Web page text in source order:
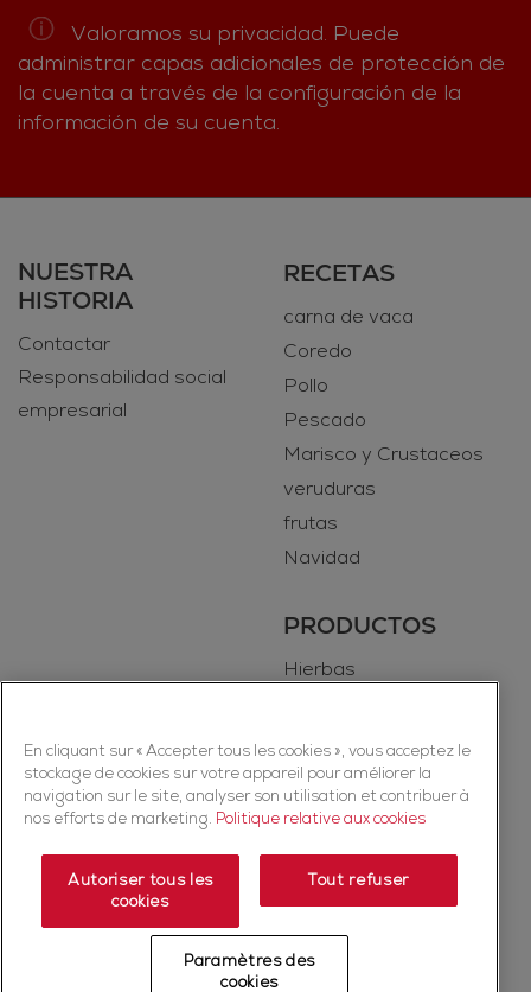
Valoramos su privacidad. Puede
administrar capas adicionales de protección de
la cuenta a través de la configuración de la
información de su cuenta.
NUESTRA
HISTORIA
Contactar
Responsabilidad social
empresarial
RECETAS
carna de vaca
Coredo
Pollo
Pescado
Marisco y Crustaceos
veruduras
frutas
Navidad
PRODUCTOS
Hierbas
Copyright © 2026 Ducros (McCormick & Company, Inc). Todos los
derechos reservados.
Política de cookies
En cliquant sur « Accepter tous les cookies », vous acceptez le
stockage de cookies sur votre appareil pour améliorer la
navigation sur le site, analyser son utilisation et contribuer à
nos efforts de marketing. Politique relative aux cookies
Autoriser tous les
cookies
Tout refuser
Paramètres des
cookies